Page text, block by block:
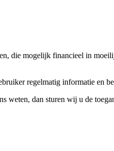
die mogelijk financieel in
regelmatig informatie en
weten, dan sturen wij u de